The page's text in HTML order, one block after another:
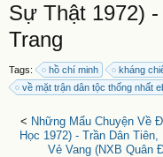
Sự Thật 1972)
Trang
Tags: hồ chí minh kháng
về mặt trận dân tộc thống nhất
< Những Mẩu Chuyện Về
Học 1972) - Trần Dân Tiên,
Vẻ Vang (NXB Quân